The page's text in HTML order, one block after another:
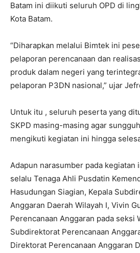
Batam ini diikuti seluruh OPD di
Kota Batam.
“Diharapkan melalui Bimtek ini
pelaporan perencanaan dan
produk dalam negeri yang
pelaporan P3DN nasional,” ujar
Untuk itu , seluruh peserta yang
SKPD masing-masing agar
mengikuti kegiatan ini hingga
Adapun narasumber pada kegiatan
selalu Tenaga Ahli Pusdatin
Hasudungan Siagian, Kepala
Anggaran Daerah Wilayah I, Vivin
Perencanaan Anggaran pada seksi
Subdirektorat Perencanaan
Direktorat Perencanaan Anggaran